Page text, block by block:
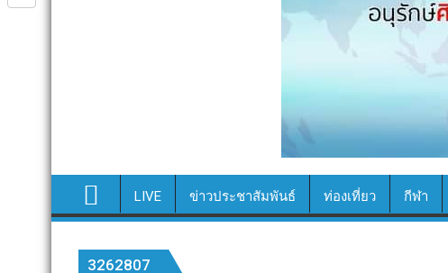
LIVE ข่าวประชาสัมพันธ์ ท่องเที่ยว กีฬา
3262807
l